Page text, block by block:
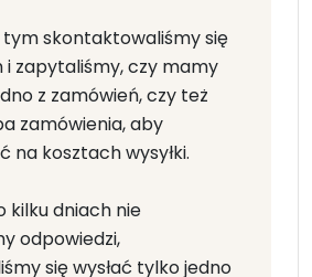
tym skontaktowaliśmy się
i zapytaliśmy, czy mamy
z zamówień, czy też
zamówienia, aby
na kosztach wysyłki.
kilku dniach nie
odpowiedzi,
się wysłać tylko jedno